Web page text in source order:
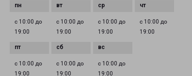
с 10:00 до
19:00
с 10:00 до
19:00
с 10:00 до
19:00
с 10:00 до
19:00
с 10:00 до
19:00
с 10:00 до
19:00
с 10:00 до
19:00